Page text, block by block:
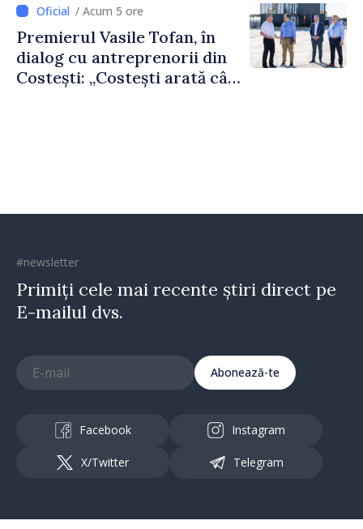
/ Acum 5 ore
Premierul Vasile Tofan, în
dialog cu antreprenorii din
Costești: „Costești arată cât
#newsletter
Primiți cele mai recente știri direct pe
E-mailul dvs.
Abonează-te
Facebook Instagram
X/Twitter Telegram